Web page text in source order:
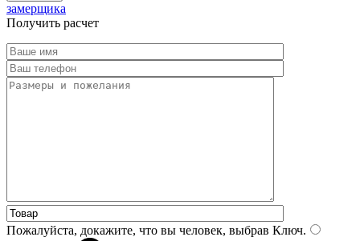
замерщика
Получить расчет
Пожалуйста, докажите, что вы человек, выбрав Ключ.